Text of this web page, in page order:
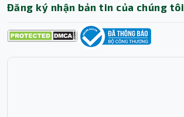
Đăng ký nhận bản tin của chúng tôi